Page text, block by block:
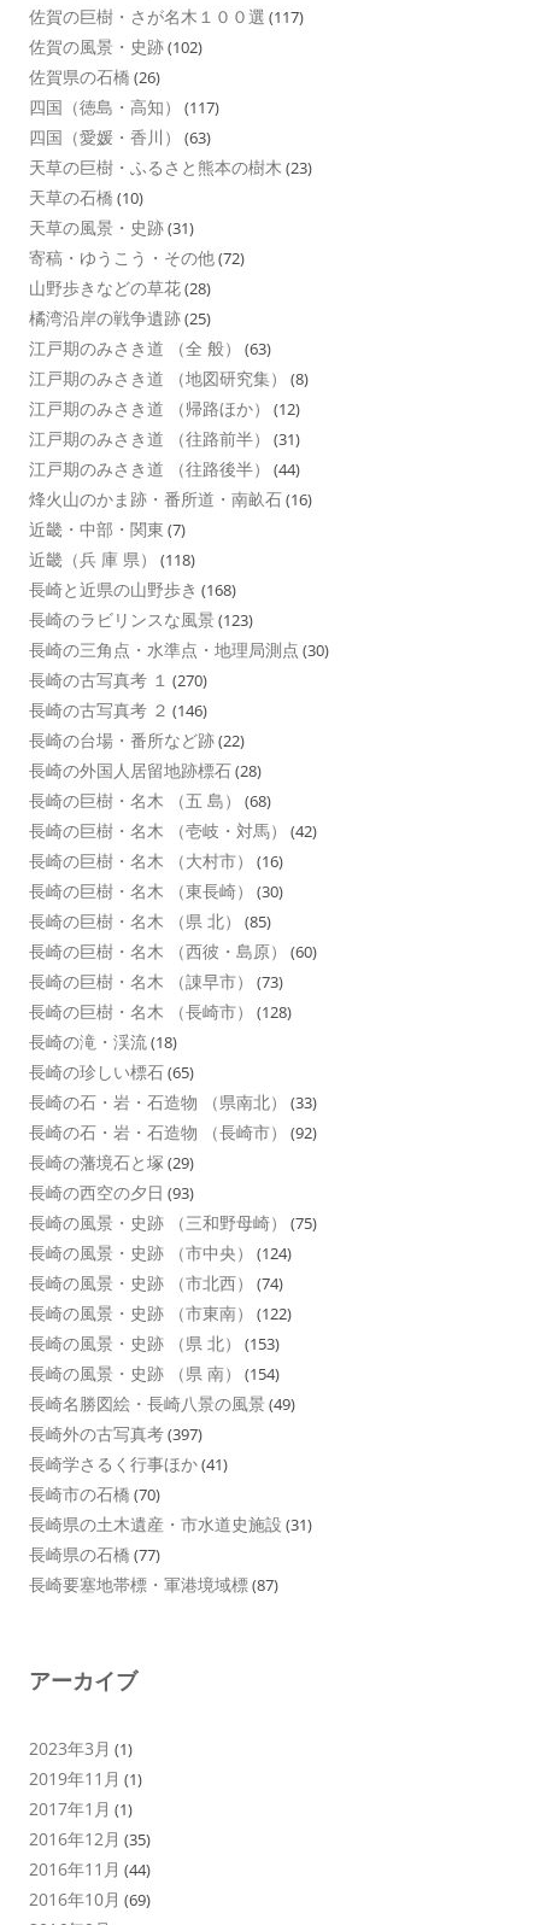
佐賀の巨樹・さが名木１００選 (117)
佐賀の風景・史跡(102)
佐賀県の石橋 (26)
四国（徳島・高知） (117)
四国（愛媛・香川） (63)
天草の巨樹・ふるさと熊本の樹木 (23)
天草の石橋 (10)
天草の風景・史跡(31)
寄稿・ゆうこう・その他(72)
山野歩きなどの草花(28)
橘湾沿岸の戦争遺跡(25)
江戸期のみさき道 （全 般） (63)
江戸期のみさき道 （地図研究集） (8)
江戸期のみさき道 （帰路ほか） (12)
江戸期のみさき道 （往路前半） (31)
江戸期のみさき道 （往路後半） (44)
烽火山のかま跡・番所道・南畝石(16)
近畿・中部・関東 (7)
近畿（兵 庫 県） (118)
長崎と近県の山野歩き (168)
長崎のラビリンスな風景 (123)
長崎の三角点・水準点・地理局測点 (30)
長崎の古写真考 １ (270)
長崎の古写真考 ２ (146)
長崎の台場・番所など跡(22)
長崎の外国人居留地跡標石(28)
長崎の巨樹・名木 （五 島） (68)
長崎の巨樹・名木 （壱岐・対馬） (42)
長崎の巨樹・名木 （大村市） (16)
長崎の巨樹・名木 （東長崎） (30)
長崎の巨樹・名木 （県 北） (85)
長崎の巨樹・名木 （西彼・島原） (60)
長崎の巨樹・名木 （諌早市） (73)
長崎の巨樹・名木 （長崎市） (128)
長崎の滝・渓流(18)
長崎の珍しい標石(65)
長崎の石・岩・石造物 （県南北） (33)
長崎の石・岩・石造物 （長崎市） (92)
長崎の藩境石と塚 (29)
長崎の西空の夕日 (93)
長崎の風景・史跡 （三和野母崎） (75)
長崎の風景・史跡 （市中央） (124)
長崎の風景・史跡 （市北西） (74)
長崎の風景・史跡 （市東南） (122)
長崎の風景・史跡 （県 北） (153)
長崎の風景・史跡 （県 南） (154)
長崎名勝図絵・長崎八景の風景 (49)
長崎外の古写真考(397)
長崎学さるく行事ほか(41)
長崎市の石橋 (70)
長崎県の土木遺産・市水道史施設 (31)
長崎県の石橋 (77)
長崎要塞地帯標・軍港境域標(87)
アーカイブ
2023年3月 (1)
2019年11月 (1)
2017年1月 (1)
2016年12月 (35)
2016年11月 (44)
2016年10月 (69)